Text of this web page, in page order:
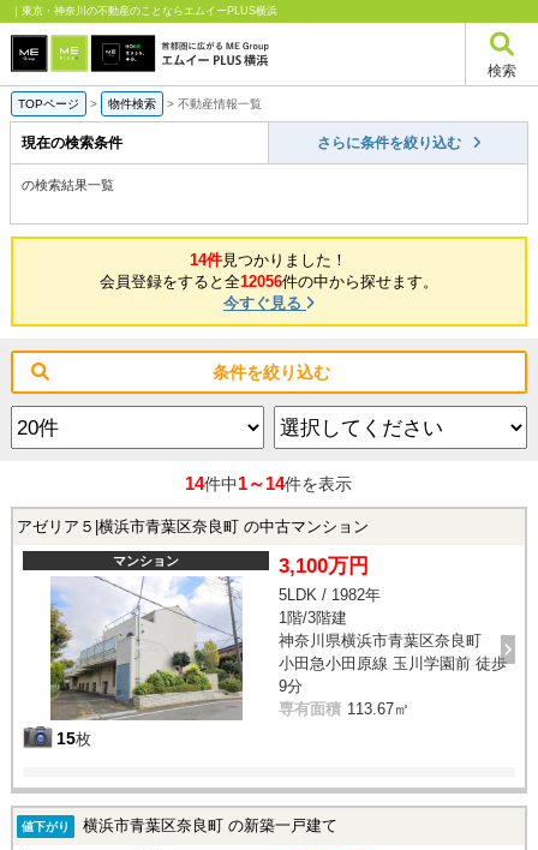
｜東京・神奈川の不動産のことならエムイーPLUS横浜
検索
TOPページ > 物件検索 > 不動産情報一覧
現在の検索条件 さらに条件を絞り込む
の検索結果一覧
14件見つかりました！
会員登録をすると全12056件の中から探せます。
今すぐ見る
条件を絞り込む
14件中1～14件を表示
アゼリア５|横浜市青葉区奈良町 の中古マンション
マンション
15枚
3,100万円
5LDK / 1982年
1階/3階建
神奈川県横浜市青葉区奈良町
小田急小田原線 玉川学園前 徒歩
9分
専有面積 113.67㎡
値下がり 横浜市青葉区奈良町 の新築一戸建て